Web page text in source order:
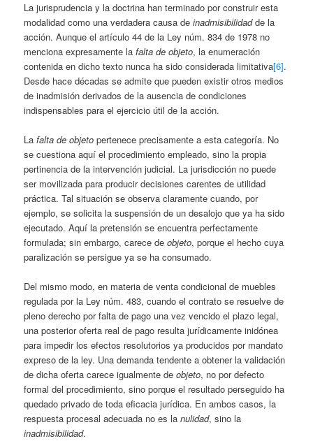
La jurisprudencia y la doctrina han terminado por construir esta
modalidad como una verdadera causa deinadmisibilidadde la
acción. Aunque el artículo 44 de la Ley núm. 834 de 1978 no
menciona expresamente lafalta de objeto, la enumeración
contenida en dicho texto nunca ha sido considerada limitativa[6].
Desde hace décadas se admite que pueden existir otros medios
de inadmisión derivados de la ausencia de condiciones
indispensables para el ejercicio útil de la acción.
Lafalta de objeto pertenece precisamente a esta categoría. No
se cuestiona aquí el procedimiento empleado, sino la propia
pertinencia de la intervención judicial. La jurisdicción no puede
ser movilizada para producir decisiones carentes de utilidad
práctica. Tal situación se observa claramente cuando, por
ejemplo, se solicita la suspensión de un desalojo que ya ha sido
ejecutado. Aquí la pretensión se encuentra perfectamente
formulada; sin embargo, carece deobjeto, porque el hecho cuya
paralización se persigue ya se ha consumado.
Del mismo modo, en materia de venta condicional de muebles
regulada por la Ley núm. 483, cuando el contrato se resuelve de
pleno derecho por falta de pago una vez vencido el plazo legal,
una posterior oferta real de pago resulta jurídicamente inidónea
para impedir los efectos resolutorios ya producidos por mandato
expreso de la ley. Una demanda tendente a obtener la validación
de dicha oferta carece igualmente deobjeto, no por defecto
formal del procedimiento, sino porque el resultado perseguido ha
quedado privado de toda eficacia jurídica. En ambos casos, la
respuesta procesal adecuada no es lanulidad, sino la
inadmisibilidad.